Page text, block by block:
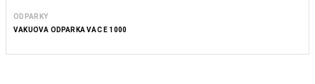
ODPARKY
VAKUOVÁ ODPARKA VAC E 1000